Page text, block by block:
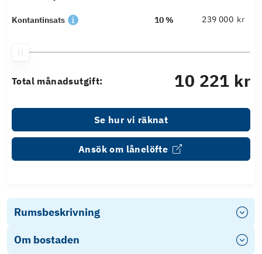
Kontantinsats 10 % kr
Total månadsutgift: 10 221 kr
Se hur vi räknat
Ansök om lånelöfte
Rumsbeskrivning
Om bostaden